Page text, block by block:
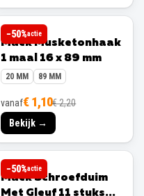
−50%actie
MACK
Mack Musketonhaak
1 maal 16 x 89 mm
20 MM 89 MM
vanaf€ 1,10€ 2,20
Bekijk →
−50%actie
MACK
Mack Schroefduim
Met Gleuf 11 stuks